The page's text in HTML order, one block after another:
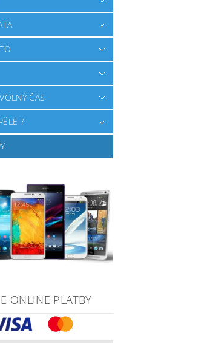
ČAS
?
ONLINE PLATBY